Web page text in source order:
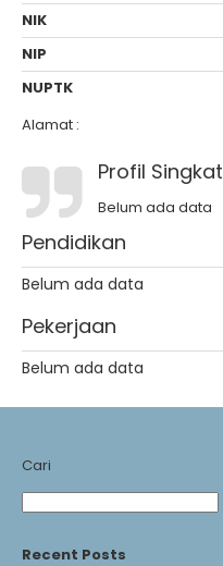
NIK
NIP
NUPTK
Alamat :
Profil Singkat
Belum ada data
Pendidikan
Belum ada data
Pekerjaan
Belum ada data
Cari
Recent Posts